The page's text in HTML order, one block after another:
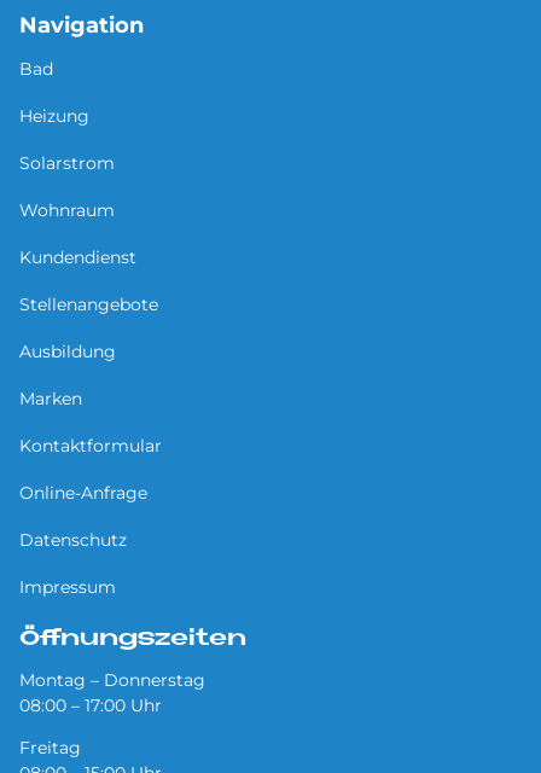
Navigation
Bad
Heizung
Solarstrom
Wohnraum
Kundendienst
Stellenangebote
Ausbildung
Marken
Kontaktformular
Online-Anfrage
Datenschutz
Impressum
Öffnungszeiten
Montag – Donnerstag
08:00 – 17:00 Uhr
Freitag